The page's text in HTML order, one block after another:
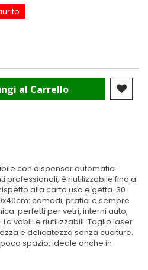
al Carrello
con dispenser automatici.
professionali, è riutilizzabile fino a
alla carta usa e getta. 30
comodi, pratici e sempre
perfetti per vetri, interni auto,
vabili e riutilizzabili. Taglio laser
e delicatezza senza cuciture.
spazio, ideale anche in